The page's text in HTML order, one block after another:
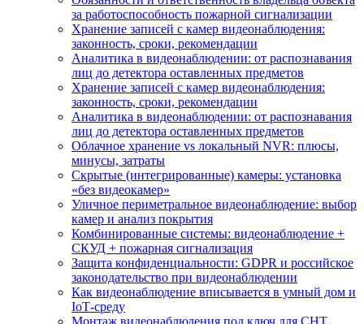
за работоспособность пожарной сигнализации
Хранение записей с камер видеонаблюдения:
законность, сроки, рекомендации
Аналитика в видеонаблюдении: от распознавания
лиц до детектора оставленных предметов
Хранение записей с камер видеонаблюдения:
законность, сроки, рекомендации
Аналитика в видеонаблюдении: от распознавания
лиц до детектора оставленных предметов
Облачное хранение vs локальный NVR: плюсы,
минусы, затраты
Скрытые (интегрированные) камеры: установка
«без видеокамер»
Уличное периметральное видеонаблюдение: выбор
камер и анализ покрытия
Комбинированные системы: видеонаблюдение +
СКУД + пожарная сигнализация
Защита конфиденциальности: GDPR и российское
законодательство при видеонаблюдении
Как видеонаблюдение вписывается в умный дом и
IoT‑среду
Монтаж видеонаблюдения под ключ для СНТ,